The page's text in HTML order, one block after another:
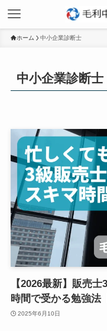
ホーム 中小企業診断士
中小企業診断士
【2026最新】販売
時間で受かる勉強法
2025年6月10日